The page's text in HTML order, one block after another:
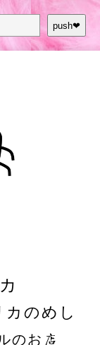
push❤︎
カのめし
のお店